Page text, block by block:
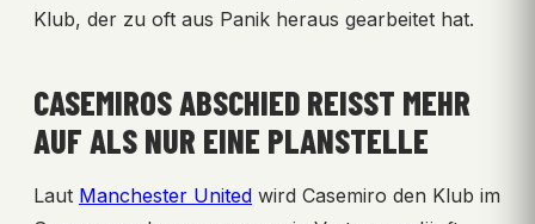
Klub, der zu oft aus Panik heraus gearbeitet hat.
CASEMIROS ABSCHIED REISST MEHR A
UF ALS NUR EINE PLANSTELLE
Laut Manchester United wird Casemiro den Klub im